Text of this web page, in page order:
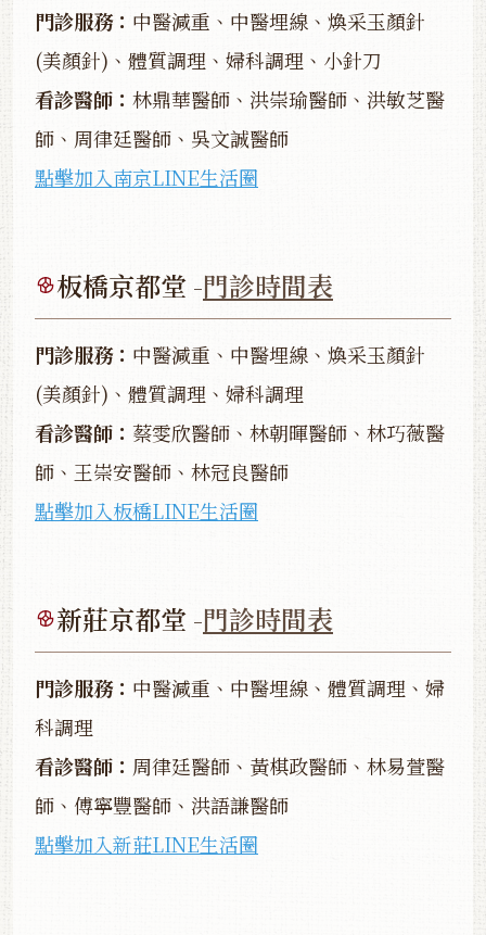
門診服務： 中醫減重、中醫埋線、煥采玉顏針
(美顏針)、體質調理、婦科調理、小針刀
看診醫師： 林鼎華醫師、洪崇瑜醫師、洪敏芝醫
師、周律廷醫師、吳文誠醫師
點擊加入南京LINE生活圈
板橋京都堂 -門診時間表
門診服務： 中醫減重、中醫埋線、煥采玉顏針
(美顏針)、體質調理、婦科調理
看診醫師： 蔡雯欣醫師、林朝暉醫師、林巧薇醫
師、王崇安醫師、林冠良醫師
點擊加入板橋LINE生活圈
新莊京都堂 -門診時間表
門診服務： 中醫減重、中醫埋線、體質調理、婦
科調理
看診醫師： 周律廷醫師、黃棋政醫師、林易萱醫
師、傅寧豐醫師、洪語謙醫師
點擊加入新莊LINE生活圈